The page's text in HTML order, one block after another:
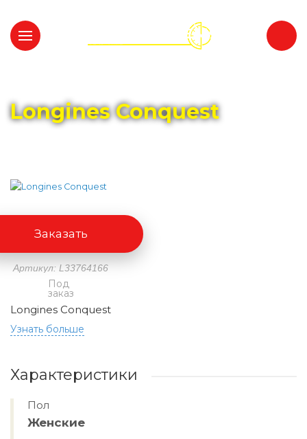
Longines Conquest
Артикул: L33764166
Под
заказ
Longines Conquest
Узнать больше
Заказать
Характеристики
Пол
Женские